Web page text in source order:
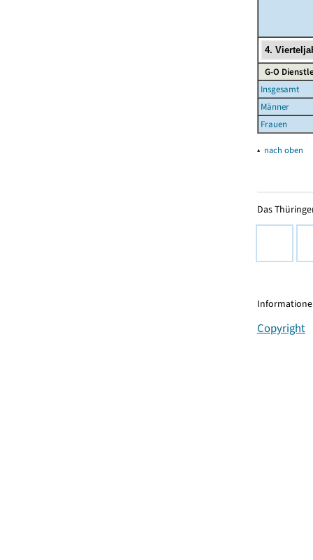
G-O
Insgesamt
Männer
Frauen
▴ nach oben
Das
Copyright